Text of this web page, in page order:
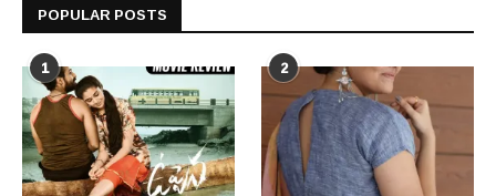
POPULAR POSTS
1 2